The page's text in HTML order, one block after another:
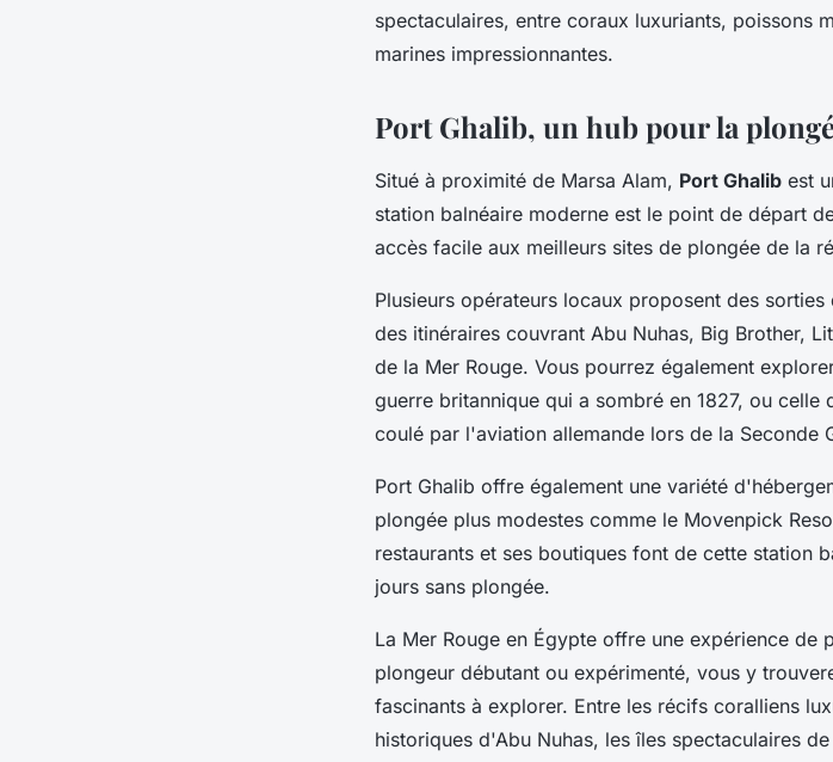
spectaculaires, entre coraux luxuriants, poissons
marines impressionnantes.
Port Ghalib, un hub pour la
Situé à proximité de Marsa Alam, Port Ghalib est
station balnéaire moderne est le point de départ
accès facile aux meilleurs sites de plongée de la
Plusieurs opérateurs locaux proposent des
des itinéraires couvrant Abu Nuhas, Big Brother,
de la Mer Rouge. Vous pourrez également
guerre britannique qui a sombré en 1827, ou
coulé par l'aviation allemande lors de la Seconde
Port Ghalib offre également une variété
plongée plus modestes comme le Movenpick
restaurants et ses boutiques font de cette station
jours sans plongée.
La Mer Rouge en Égypte offre une expérience de
plongeur débutant ou expérimenté, vous y
fascinants à explorer. Entre les récifs coralliens
historiques d'Abu Nuhas, les îles spectaculaires